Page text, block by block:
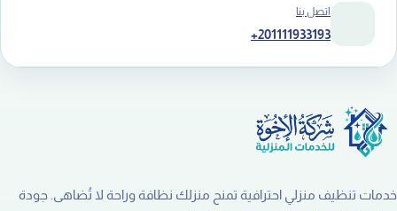
اتصل بنا
+201111933193
خدمات تنظيف منزلي احترافية تمنح منزلك نظافة وراحة لا تُضاهى. جودة